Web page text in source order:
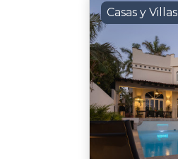
Casas y Villas